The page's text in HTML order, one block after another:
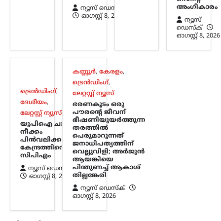
ന്യൂസ് ഡെസ്ക്
ഓഗസ്റ്റ്‌ 8, 2026
വധക്കേസ് പ്രതിയായ ആകാശ്
പൊലീസിനെ വെല്ലുവിളിക്കുകയും
അവഹേളിക്കുകയും ചെയ്ത
നിലപാടിനോട്…
കേരളം,ട്രെൻഡിംഗ്
ലേറ്റസ്റ്റ് ന്യൂസ്
സ്വാതന്ത്ര്യദിനാഘോഷങ്ങളിൽ
വന്ദേമാതരം പൂർണമായി
ആലപിക്കണം;
നിർദേശവുമായി
സംസ്ഥാന സർക്കാർ
ന്യൂസ് ഡെസ്ക്
ന്യൂസ് ഡെസ്ക്
ഓഗസ്റ്റ്‌ 8, 2026
അംഗീകാരം
ന്യൂസ്
ഡെസ്ക്
ഓഗസ്റ്റ്‌ 8, 2026
ട്രെൻഡിംഗ്,
ദേശീയം,
ലേറ്റസ്റ്റ് ന്യൂസ്
യുപിഐ ചാർജ്
നീക്കം
പിൻവലിക്കണം;
കേന്ദ്രത്തിനെതിരെ
സിപിഎം
ന്യൂസ് ഡെസ്ക്
ഓഗസ്റ്റ്‌ 8, 2026
കണ്ണൂർ, കേരളം,
ട്രെൻഡിംഗ്,
ലേറ്റസ്റ്റ് ന്യൂസ്
ഭരണകൂടം ഒരു
പൗരന്റെ ജീവന്
ഭീഷണിയുയര്‍ത്തുന്ന
തരത്തില്‍
പെരുമാറുന്നത്
ജനാധിപത്യത്തിന്
വെല്ലുവിളി; അര്‍ജുന്‍
ആയങ്കിയെ
പിന്തുണച്ച് ആകാശ്
തില്ലങ്കേരി
ന്യൂസ് ഡെസ്ക്
ഓഗസ്റ്റ്‌ 8, 2026